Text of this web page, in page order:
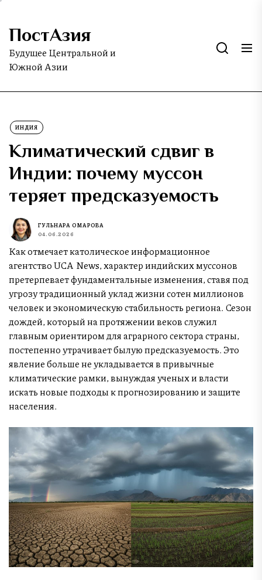
Skip
the
content
ПостАзия
Будущее Центральной и
Южной Азии
ИНДИЯ
Климатический сдвиг в
Индии: почему муссон
теряет предсказуемость
ГУЛЬНАРА ОМАРОВА
04.06.2026
Как отмечает католическое информационное
агентство UCA News, характер индийских муссонов
претерпевает фундаментальные изменения, ставя под
угрозу традиционный уклад жизни сотен миллионов
человек и экономическую стабильность региона. Сезон
дождей, который на протяжении веков служил
главным ориентиром для аграрного сектора страны,
постепенно утрачивает былую предсказуемость. Это
явление больше не укладывается в привычные
климатические рамки, вынуждая ученых и власти
искать новые подходы к прогнозированию и защите
населения.